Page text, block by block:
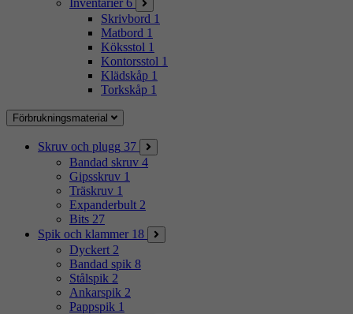
Inventarier 6
Skrivbord 1
Matbord 1
Köksstol 1
Kontorsstol 1
Klädskåp 1
Torkskåp 1
Förbrukningsmaterial
Skruv och plugg 37
Bandad skruv 4
Gipsskruv 1
Träskruv 1
Expanderbult 2
Bits 27
Spik och klammer 18
Dyckert 2
Bandad spik 8
Stålspik 2
Ankarspik 2
Pappspik 1